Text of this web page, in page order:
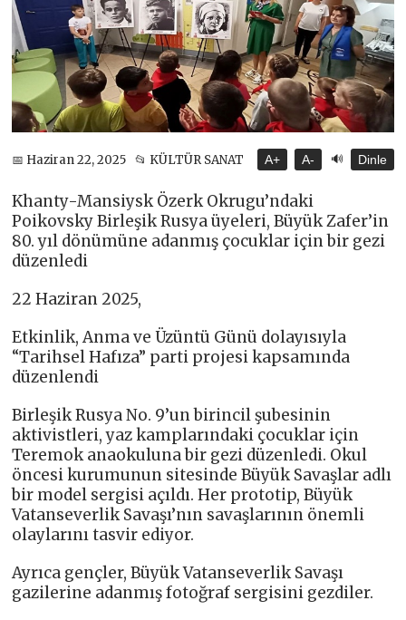
📅 Haziran 22, 2025 📂 KÜLTÜR SANAT A+ A- 🔊 Dinle
Khanty-Mansiysk Özerk Okrugu’ndaki
Poikovsky Birleşik Rusya üyeleri, Büyük Zafer’in
80. yıl dönümüne adanmış çocuklar için bir gezi
düzenledi
22 Haziran 2025,
Etkinlik, Anma ve Üzüntü Günü dolayısıyla
“Tarihsel Hafıza” parti projesi kapsamında
düzenlendi
Birleşik Rusya No. 9’un birincil şubesinin
aktivistleri, yaz kamplarındaki çocuklar için
Teremok anaokuluna bir gezi düzenledi. Okul
öncesi kurumunun sitesinde Büyük Savaşlar adlı
bir model sergisi açıldı. Her prototip, Büyük
Vatanseverlik Savaşı’nın savaşlarının önemli
olaylarını tasvir ediyor.
Ayrıca gençler, Büyük Vatanseverlik Savaşı
gazilerine adanmış fotoğraf sergisini gezdiler.